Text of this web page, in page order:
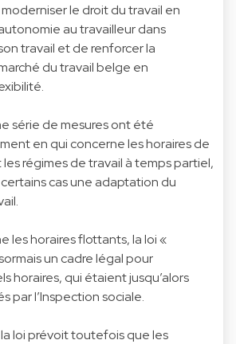
le droit du travail en
au travailleur dans
travail et de renforcer la
du travail belge en
série de mesures ont été
en qui concerne les horaires de
régimes de travail à temps partiel,
cas une adaptation du
les horaires flottants, la loi «
un cadre légal pour
horaires, qui étaient jusqu’alors
par l’Inspection sociale.
loi prévoit toutefois que les